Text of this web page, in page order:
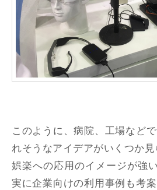
このように、病院、工場など
れそうなアイデアがいくつか見
娯楽への応用のイメージが強
実に企業向けの利用事例も考